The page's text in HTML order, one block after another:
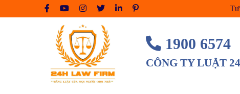
to
Tư
1900 6574
CÔNG TY LUẬT